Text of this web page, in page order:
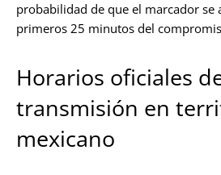
probabilidad de que el marcador se
primeros 25 minutos del
Horarios oficiales
transmisión en
mexicano